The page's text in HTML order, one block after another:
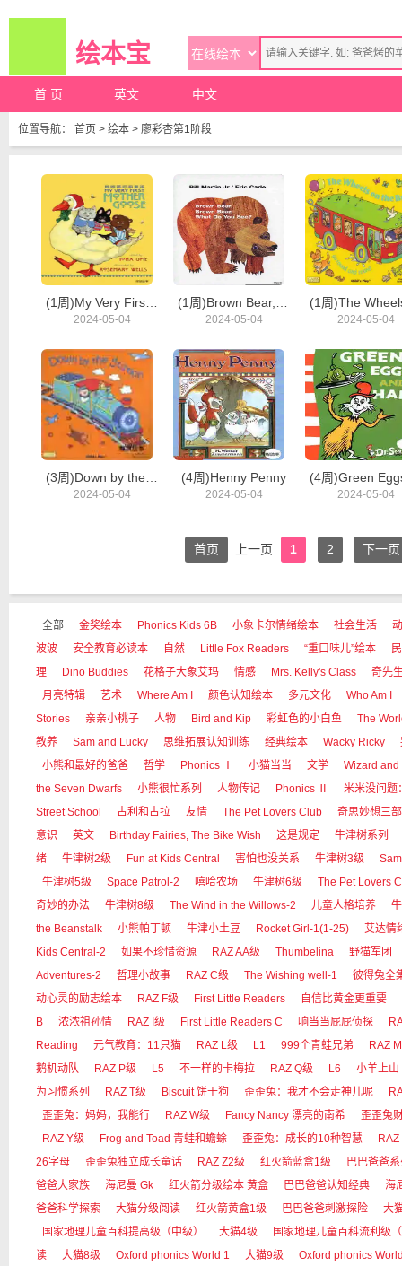
绘本宝
首 页 英文 中文
位置导航： 首页 > 绘本 > 廖彩杏第1阶段
(1周)My Very First Mother GOOSE
2024-05-04 2024-05-04 2024-05-04
2024-05-04
(4周)Henny Penny
2024-05-04 2024-05-04
首页 上一页 1 2 下一页
全部 金奖绘本 Phonics Kids 6B 小象卡尔情绪绘本 社会生活
波波
安全教育必读本 自然 Little Fox Readers “重口味儿”绘本
理
Dino Buddies 花格子大象艾玛 情感 Mrs. Kelly's Class
奇先
月亮特辑
艺术 Where Am I 颜色认知绘本 多元文化
Who Am I
Stories
亲亲小桃子 人物 Bird and Kip 彩虹色的小白鱼
The
教养
Sam and Lucky 思维拓展认知训练 经典绘本 Wacky Ricky
小熊和最好的爸爸
哲学 Phonics Ⅰ 小猫当当 文学
Wizard and
the Seven Dwarfs
小熊很忙系列 人物传记 Phonics Ⅱ
米米没问题
Street School
古利和古拉 友情 The Pet Lovers Club
奇思妙想三
意识
英文 Birthday Fairies, The Bike Wish 这是规定
牛津树系列
绪
牛津树2级 Fun at Kids Central 害怕也没关系 牛津树3级
牛津树5级
Space Patrol-2 嘻哈农场 牛津树6级
The Pet Lovers
奇妙的办法
牛津树8级 The Wind in the Willows-2 儿童人格培养
the Beanstalk
小熊帕丁顿 牛津小土豆 Rocket Girl-1(1-25)
艾达情
Kids Central-2
如果不珍惜资源 RAZ AA级 Thumbelina
野猫军团
Adventures-2
哲理小故事 RAZ C级 The Wishing well-1
彼得兔全
动心灵的励志绘本
RAZ F级 First Little Readers
自信比黄金更重要
B
浓浓祖孙情 RAZ I级 First Little Readers C 响当当屁屁侦探
Reading
元气教育：11只猫 RAZ L级 L1 999个青蛙兄弟
RAZ
鹅机动队
RAZ P级 L5 不一样的卡梅拉 RAZ Q级 L6
小羊上山
为习惯系列
RAZ T级 Biscuit 饼干狗 歪歪兔：我才不会走神儿呢
歪歪兔：妈妈，我能行
RAZ W级 Fancy Nancy 漂亮的南希
歪歪兔
RAZ Y级
Frog and Toad 青蛙和蟾蜍 歪歪兔：成长的10种智慧
RAZ
26字母
歪歪兔独立成长童话 RAZ Z2级 红火箭蓝盒1级
巴巴爸爸
爸爸大家族
海尼曼 Gk 红火箭分级绘本 黄盒 巴巴爸爸认知经典
海
爸爸科学探索
大猫分级阅读 红火箭黄盒1级 巴巴爸爸刺激探险
大
国家地理儿童百科提高级（中级）
大猫4级
国家地理儿童百科流利级
读
大猫8级 Oxford phonics World 1 大猫9级
Oxford phonics